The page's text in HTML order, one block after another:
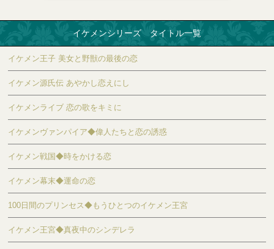
イケメンシリーズ タイトル一覧
イケメン王子 美女と野獣の最後の恋
イケメン源氏伝 あやかし恋えにし
イケメンライブ 恋の歌をキミに
イケメンヴァンパイア◆偉人たちと恋の誘惑
イケメン戦国◆時をかける恋
イケメン幕末◆運命の恋
100日間のプリンセス◆もうひとつのイケメン王宮
イケメン王宮◆真夜中のシンデレラ